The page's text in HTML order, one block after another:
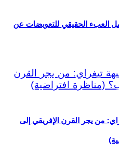
العبء الحقيقي للتعويضات عن
من يجر القرن الإفريقي إلى